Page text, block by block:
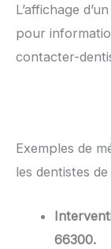
L’affichage
pour
contacter-
Exemples de
les dentistes
66300.